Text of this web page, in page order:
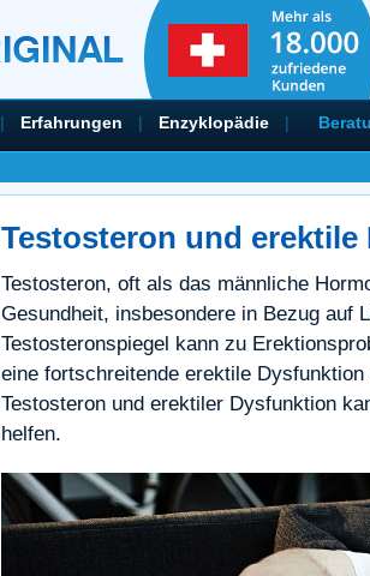
| Erfahrungen | Enzyklopädie |
Testosteron und
Testosteron, oft als das männliche
Gesundheit, insbesondere in Bezug auf
Testosteronspiegel kann zu
eine fortschreitende erektile
Testosteron und erektiler Dysfunktion
helfen.